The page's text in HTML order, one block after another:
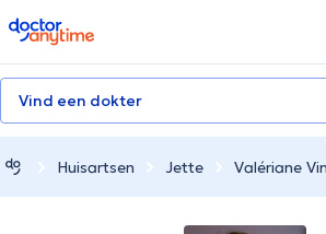
doctoranytime
Vind een dokter
Huisartsen Jette Valériane